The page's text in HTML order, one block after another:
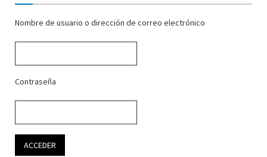
Nombre de usuario o dirección de correo electrónico
Contraseña